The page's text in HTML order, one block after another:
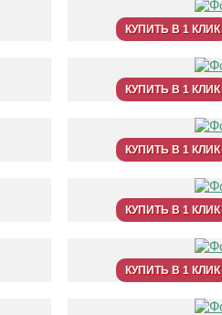
КУПИТЬ В 1 КЛИК
КУПИТЬ В 1 КЛИК
КУПИТЬ В 1 КЛИК
КУПИТЬ В 1 КЛИК
КУПИТЬ В 1 КЛИК